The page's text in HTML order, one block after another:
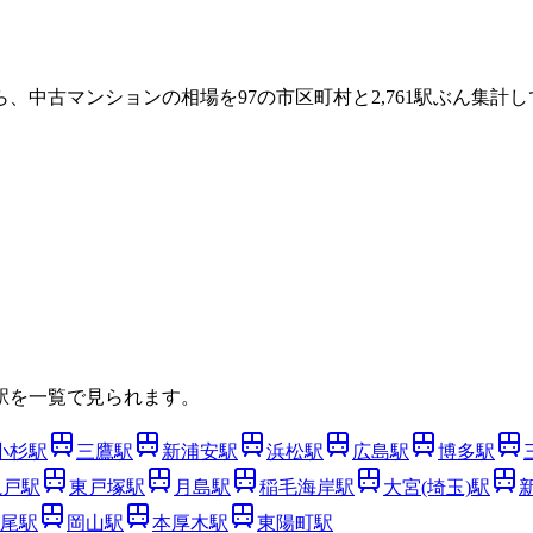
、中古マンションの相場を97の市区町村と 2,761駅ぶん集計
一覧で見られます。
杉駅 三鷹駅 新浦安駅 浜松駅 広島駅 博多駅
駅 東戸塚駅 月島駅 稲毛海岸駅 大宮(埼玉)駅
駅 岡山駅 本厚木駅 東陽町駅